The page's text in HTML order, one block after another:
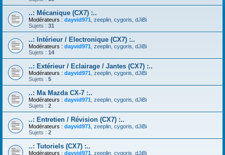
r
..: Mécanique (CX7) :..
Modérateurs : dayvid971 zeeplin cygoris dJiBi
Sujets : 31
..: Intérieur / Electronique (CX7) :..
Modérateurs : dayvid971 zeeplin cygoris dJiBi
Sujets : 14
..: Extérieur / Eclairage / Jantes (CX7) :..
Modérateurs : dayvid971 zeeplin cygoris dJiBi
Sujets : 5
..: Ma Mazda CX-7 :..
Modérateurs : dayvid971 zeeplin cygoris dJiBi
Sujets : 2
..: Entretien / Révision (CX7) :..
Modérateurs : dayvid971 zeeplin cygoris dJiBi
Sujets : 2
..: Tutoriels (CX7) :..
Modérateurs : dayvid971 zeeplin cygoris dJiBi